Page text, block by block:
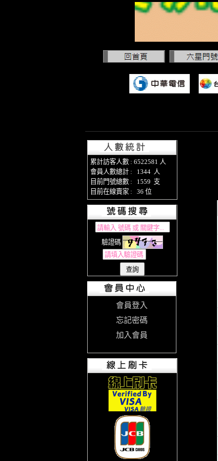
累計訪客人數 : 6522581 人
會員人數總計 : 1344 人
目前門號總數 : 1559 支
目前在線賣家 : 36 位
驗證碼
會員登入
忘記密碼
加入會員